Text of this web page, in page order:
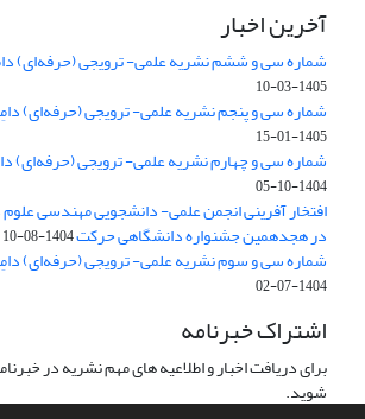
آخرین اخبار
شماره سی و ششم نشریه علمی- ترویجی (حرفه‌ای)
1405-03-10
شماره سی و پنجم نشریه علمی- ترویجی (حرفه‌ای)
1405-01-15
شماره سی و چهارم نشریه علمی- ترویجی (حرفه‌ای)
1404-10-05
افتخار آفرینی انجمن علمی- دانشجویی مهندسی علوم
در هجدهمین جشنواره دانشگاهی حرکت1404-08-10
شماره سی و سوم نشریه علمی- ترویجی (حرفه‌ای)
1404-07-02
اشتراک خبرنامه
برای دریافت اخبار و اطلاعیه های مهم نشریه در
شوید.